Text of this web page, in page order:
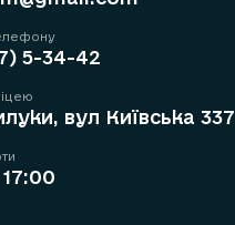
5-34-42
вул Київська 337